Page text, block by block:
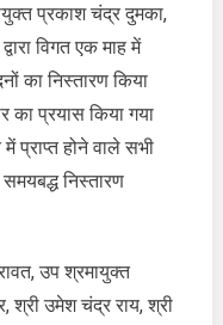
प्रकाश चंद्र दुमका,
विगत एक माह में
का निस्तारण किया
का प्रयास किया गया
प्राप्त होने वाले सभी
निस्तारण
उप श्रमायुक्त
श्री उमेश चंद्र राय, श्री